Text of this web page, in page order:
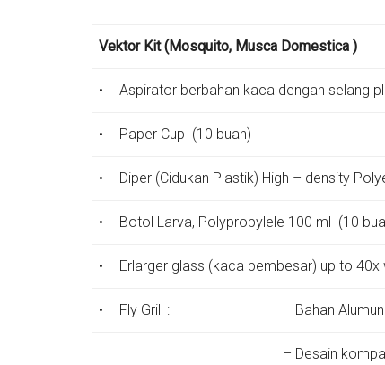
Vektor Kit (Mosquito, Musca Domestica )
• Aspirator berbahan kaca dengan selang
• Paper Cup (10 buah)
• Diper (Cidukan Plastik) High – density
• Botol Larva, Polypropylele 100 ml (10
• Erlarger glass (kaca pembesar) up to 40x
• Fly Grill : – Bahan
– Desain